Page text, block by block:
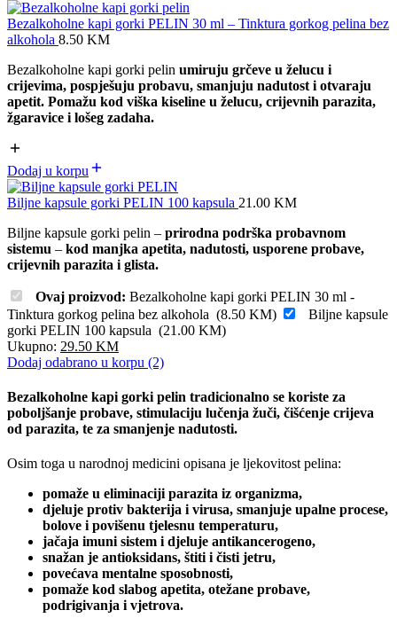
Bezalkoholne kapi gorki PELIN 30 ml – Tinktura gorkog pelina bez
alkohola 8.50 KM
Bezalkoholne kapi gorki pelin umiruju grčeve u želucu i
crijevima, pospješuju probavu, smanjuju nadutost i otvaraju
apetit. Pomažu kod viška kiseline u želucu, crijevnih parazita,
žgaravice i lošeg zadaha.
Dodaj u korpu
Biljne kapsule gorki PELIN 100 kapsula 21.00 KM
Biljne kapsule gorki pelin – prirodna podrška probavnom
sistemu – kod manjka apetita, nadutosti, usporene probave,
crijevnih parazita i glista.
Ovaj proizvod: Bezalkoholne kapi gorki PELIN 30 ml -
Tinktura gorkog pelina bez alkohola (8.50 KM)
Biljne kapsule
gorki PELIN 100 kapsula (21.00 KM)
Ukupno: 29.50 KM
Dodaj odabrano u korpu (2)
Bezalkoholne kapi gorki pelin tradicionalno se koriste za
poboljšanje probave, stimulaciju lučenja žuči, čišćenje crijeva
od parazita, te za smanjenje nadutosti.
Osim toga u narodnoj medicini opisana je ljekovitost pelina:
pomaže u eliminaciji parazita iz organizma,
djeluje protiv bakterija i virusa, smanjuje upalne procese,
bolove i povišenu tjelesnu temperaturu,
jačaja imuni sistem i djeluje antikancerogeno,
snažan je antioksidans, štiti i čisti jetru,
povećava mentalne sposobnosti,
pomaže kod slabog apetita, otežane probave,
podrigivanja i vjetrova.